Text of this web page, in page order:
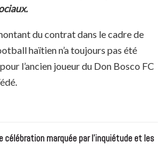
du contrat dans le cadre de
haïtien n’a toujours pas été
l’ancien joueur du Don Bosco FC
célébration marquée par l’inquiétude et les